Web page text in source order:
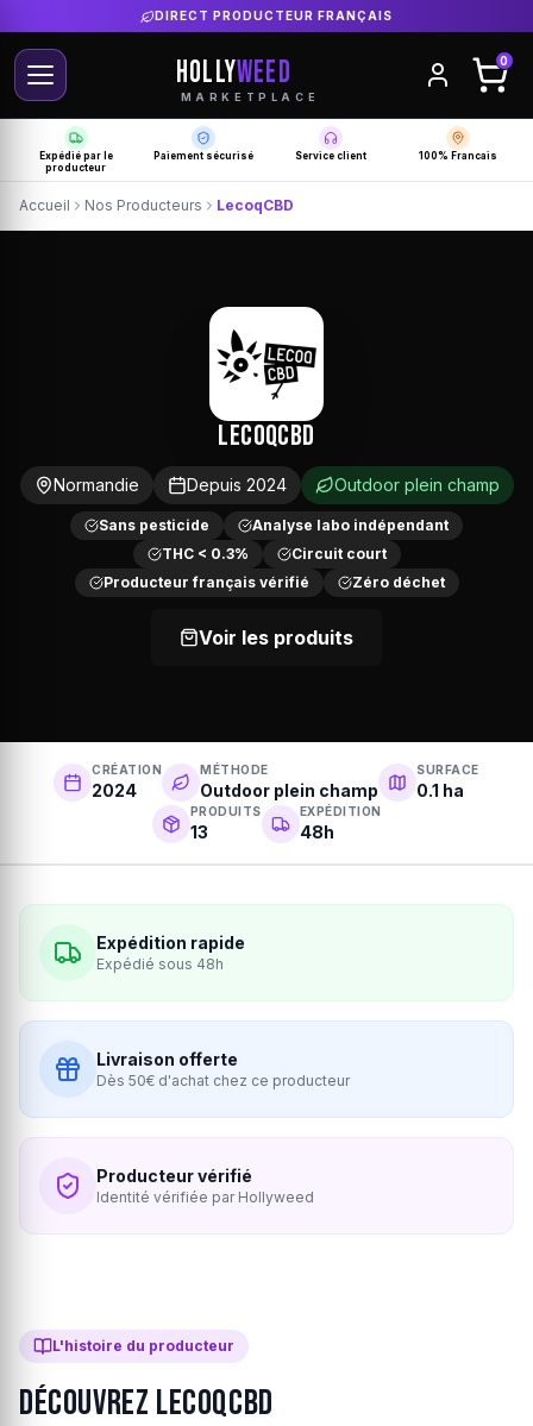
DIRECT PRODUCTEUR FRANÇAIS
HOLLYWEED
MARKETPLACE
0
Expédié par le
producteur
Paiement sécurisé Service client 100% Francais
Accueil Nos Producteurs LecoqCBD
LecoqCBD
Normandie Depuis 2024 Outdoor plein champ
Sans pesticide
Analyse labo indépendant
THC < 0.3%
Circuit court
Producteur français vérifié
Zéro déchet
Voir les produits
CRÉATION
2024
MÉTHODE
Outdoor plein champ
SURFACE
0.1 ha
PRODUITS
13
EXPÉDITION
48h
Expédition rapide
Expédié sous 48h
Livraison offerte
Dès 50€ d'achat chez ce producteur
Producteur vérifié
Identité vérifiée par Hollyweed
L'histoire du producteur
Découvrez LecoqCBD